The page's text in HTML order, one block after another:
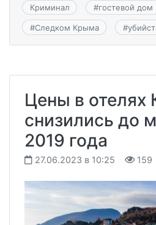
Криминал #гостевой дом
#Следком Крыма #
Цены в отелях
снизились до
2019 года
27.06.2023 в 10:25 159